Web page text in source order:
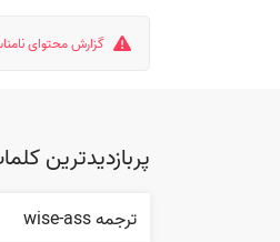
گزارش محتوای
پربازدیدترین
ترجمه wise-ass